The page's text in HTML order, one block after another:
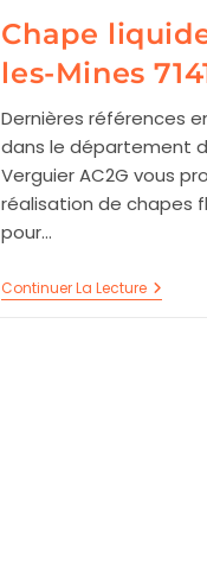
Chape
les-Mines
Dernières références
dans le département
Verguier AC2G vous
réalisation de chapes
pour…
Continuer La LectureChape
Liquide